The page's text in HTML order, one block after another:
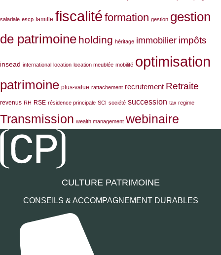
salariale escp famille fiscalité formation gestion gestion
de patrimoine holding héritage immobilier impôts
insead international location location meublée mobilité optimisation
patrimoine plus-value rattachement recrutement Retraite
revenus RH RSE résidence principale SCI société succession tax regime
Transmission wealth management webinaire
CULTURE PATRIMOINE
CONSEILS & ACCOMPAGNEMENT DURABLES